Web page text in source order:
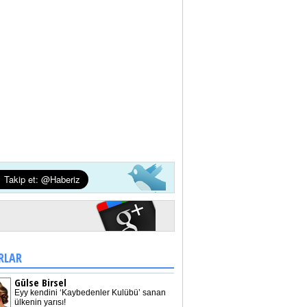
Gülse Birsel
Eyy kendini ‘Kaybedenler Kulübü’ sanan
ülkenin yarısı!